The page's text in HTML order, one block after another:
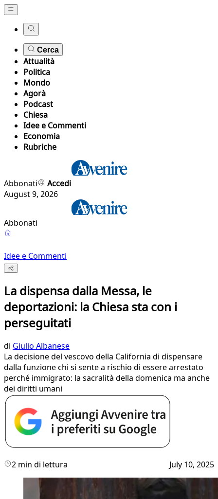
Cerca
Attualità
Politica
Mondo
Agorà
Podcast
Chiesa
Idee e Commenti
Economia
Rubriche
Abbonati
Accedi
August 9, 2026
Abbonati
Idee e Commenti
La dispensa dalla Messa, le
deportazioni: la Chiesa sta con i
perseguitati
di Giulio Albanese
La decisione del vescovo della California di dispensare
dalla funzione chi si sente a rischio di essere arrestato
perché immigrato: la sacralità della domenica ma anche
dei diritti umani
2 min di lettura July 10, 2025